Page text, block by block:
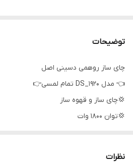
توضیحات
چای ساز روهمی دسینی اصل
👈 مدل DS_1920 تمام لمسی👉
💢چای ساز و قهوه ساز
💢توان 1800 وات
نظرات